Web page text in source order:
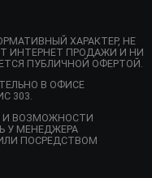
ХАРАКТЕР, НЕ
ИНТЕРНЕТ ПРОДАЖИ И НИ
ПУБЛИЧНОЙ ОФЕРТОЙ.
В ОФИСЕ
303.
И ВОЗМОЖНОСТИ
У МЕНЕДЖЕРА
ПОСРЕДСТВОМ